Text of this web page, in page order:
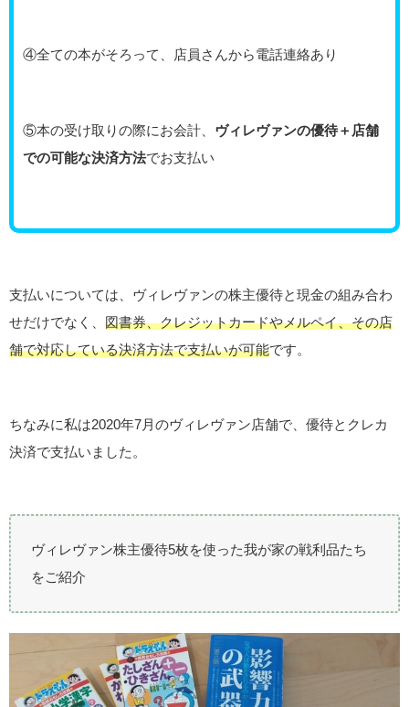
④全ての本がそろって、店員さんから電話連絡あり
⑤本の受け取りの際にお会計、 ヴィレヴァンの優待＋店舗
での可能な決済方法でお支払い
支払いについては、ヴィレヴァンの株主優待と現金の組み合わ
せだけでなく、 図書券、クレジットカードやメルペイ、その店
舗で対応している決済方法で支払いが可能です。
ちなみに私は2020年7月のヴィレヴァン店舗で、優待とクレカ
決済で支払いました。
ヴィレヴァン株主優待5枚を使った我が家の戦利品たち
をご紹介